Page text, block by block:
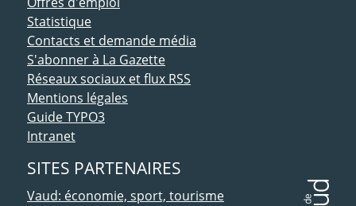
Statistique
Contacts et demande média
S'abonner à La Gazette
Réseaux sociaux et flux RSS
Mentions légales
Guide TYPO3
Intranet
SITES PARTENAIRES
Vaud: économie, sport, tourisme